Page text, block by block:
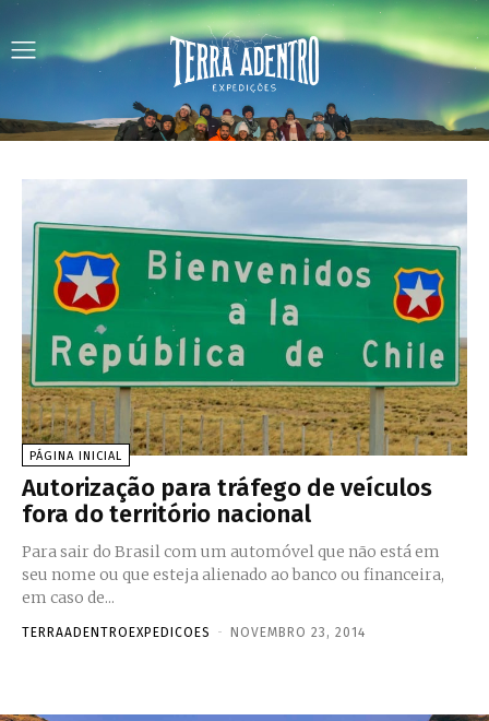
PÁGINA INICIAL
Autorização para tráfego de veículos
fora do território nacional
Para sair do Brasil com um automóvel que não está em
seu nome ou que esteja alienado ao banco ou financeira,
em caso de...
TERRAADENTROEXPEDICOES - NOVEMBRO 23, 2014